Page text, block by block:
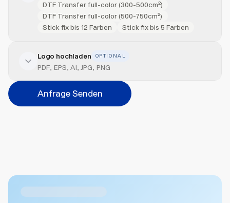
DTF Transfer full-color (300-500cm²)
DTF Transfer full-color (500-750cm²)
Stick fix bis 12 Farben
Stick fix bis 5 Farben
Veredelung hinzufügen
Position
Bitte wählen...
Logo hochladen OPTIONAL
PDF, EPS, AI, JPG, PNG
Anfrage Senden